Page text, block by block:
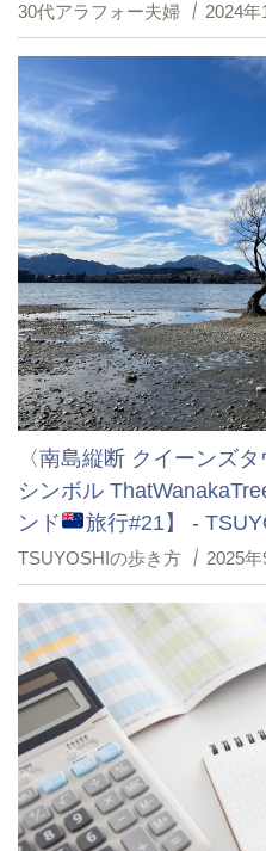
30代アラフォー夫婦
2024年
〈南島縦断 クイーンズ
シンボル
ンド
旅行#21】 -
TSUYOSHIの歩き方 2025